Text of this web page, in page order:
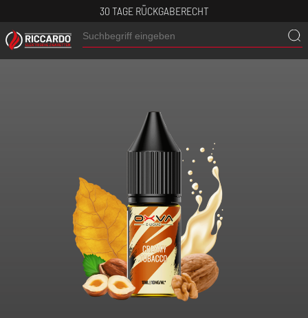
30 TAGE RÜCKGABERECHT